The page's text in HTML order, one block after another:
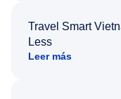
Travel Smart
Less
Leer más